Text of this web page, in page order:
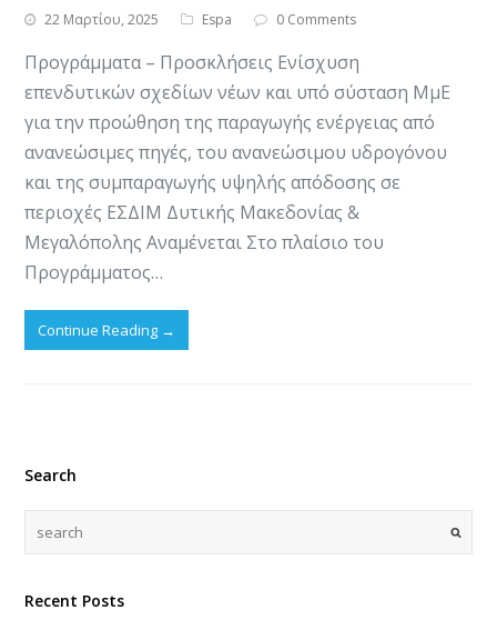
22 Μαρτίου, 2025 Espa 0 Comments
Προγράμματα – Προσκλήσεις Ενίσχυση
επενδυτικών σχεδίων νέων και υπό σύσταση ΜμΕ
για την προώθηση της παραγωγής ενέργειας από
ανανεώσιμες πηγές, του ανανεώσιμου υδρογόνου
και της συμπαραγωγής υψηλής απόδοσης σε
περιοχές ΕΣΔΙΜ Δυτικής Μακεδονίας &
Μεγαλόπολης Αναμένεται Στο πλαίσιο του
Προγράμματος…
Continue Reading →
Search
Recent Posts